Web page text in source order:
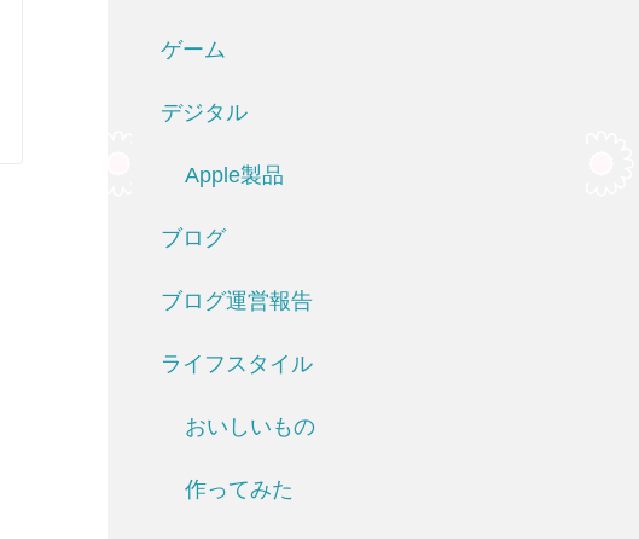
ゲーム
デジタル
Apple製品
ブログ
ブログ運営報告
ライフスタイル
おいしいもの
作ってみた